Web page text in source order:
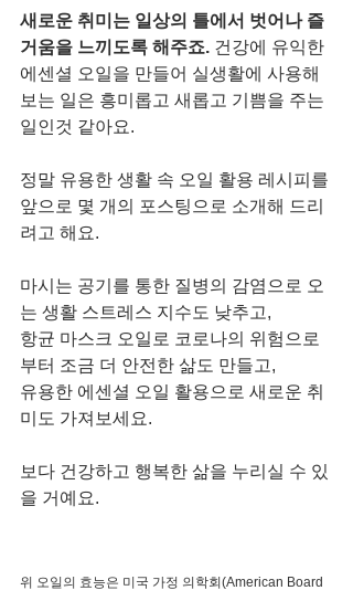
새로운 취미는 일상의 틀에서 벗어나 즐
거움을 느끼도록 해주죠. 건강에 유익한
에센셜 오일을 만들어 실생활에 사용해
보는 일은 흥미롭고 새롭고 기쁨을 주는
일인것 같아요.
정말 유용한 생활 속 오일 활용 레시피를
앞으로 몇 개의 포스팅으로 소개해 드리
려고 해요.
마시는 공기를 통한 질병의 감염으로 오
는 생활 스트레스 지수도 낮추고,
항균 마스크 오일로 코로나의 위험으로
부터 조금 더 안전한 삶도 만들고,
유용한 에센셜 오일 활용으로 새로운 취
미도 가져보세요.
보다 건강하고 행복한 삶을 누리실 수 있
을 거예요.
위 오일의 효능은 미국 가정 의학회(American Board